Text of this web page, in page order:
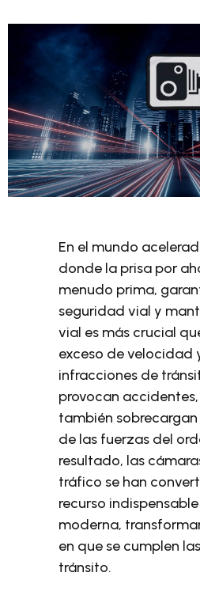
En el mundo
donde la prisa por
menudo prima,
seguridad vial y
vial es más crucial
exceso de velocidad
infracciones de
provocan
también sobrecargan
de las fuerzas del
resultado, las
tráfico se han
recurso
moderna,
en que se cumplen
tránsito.